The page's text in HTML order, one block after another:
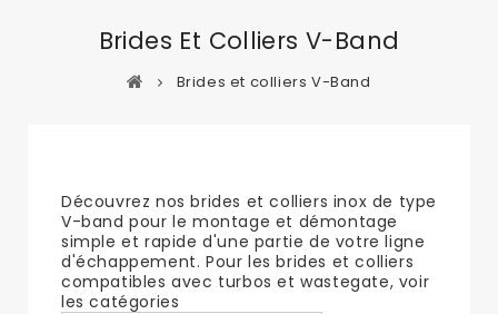
Brides Et Colliers V-Band
Brides et colliers V-Band
Découvrez nos brides et colliers inox de type
V-band pour le montage et démontage
simple et rapide d'une partie de votre ligne
d'échappement. Pour les brides et colliers
compatibles avec turbos et wastegate, voir
les catégories